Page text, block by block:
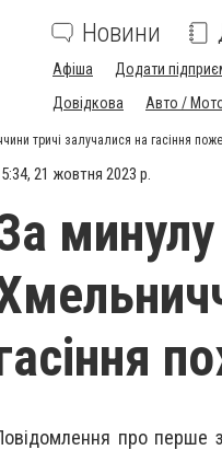
Новини
Афіша Додати
Довідкова
Авто /
тричі залучалися на гасіння
21 жовтня 2023 р.
про перше